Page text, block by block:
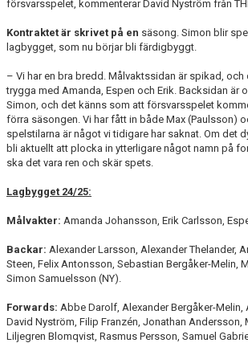
försvarsspelet, kommenterar David Nyström från
Kontraktet är skrivet på en säsong. Simon blir
lagbygget, som nu börjar bli färdigbyggt.
– Vi har en bra bredd. Målvaktssidan är spikad, och
trygga med Amanda, Espen och Erik. Backsidan är
Simon, och det känns som att försvarsspelet
förra säsongen. Vi har fått in både Max (Paulsson)
spelstilarna är något vi tidigare har saknat. Om det
bli aktuellt att plocka in ytterligare något namn på
ska det vara ren och skär spets.
Lagbygget 24/25:
Målvakter: Amanda Johansson, Erik Carlsson,
Backar: Alexander Larsson, Alexander Thelander,
Steen, Felix Antonsson, Sebastian Bergåker-Melin,
Simon Samuelsson (NY).
Forwards: Abbe Darolf, Alexander Bergåker-Melin,
David Nyström, Filip Franzén, Jonathan Andersson,
Liljegren Blomqvist, Rasmus Persson, Samuel